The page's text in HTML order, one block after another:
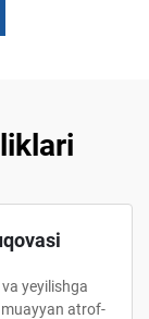
yeyilishga
atrof-